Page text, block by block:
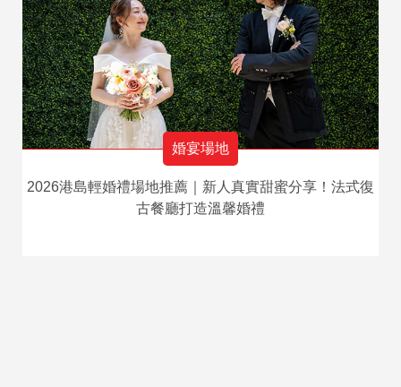
婚宴場地
2026港島輕婚禮場地推薦｜新人真實甜蜜分享！法式復
古餐廳打造溫馨婚禮